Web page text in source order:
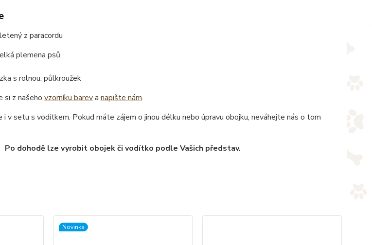
z paracordu
plemena psů
s rolnou, půlkroužek
si z našeho vzorníku bareva napište nám.
i v setu s vodítkem. Pokud máte zájem o jinou délku nebo úpravu obojku, neváhejte nás o tom
Po dohodě lze vyrobit obojek či vodítko podle Vašich představ.
Novinka